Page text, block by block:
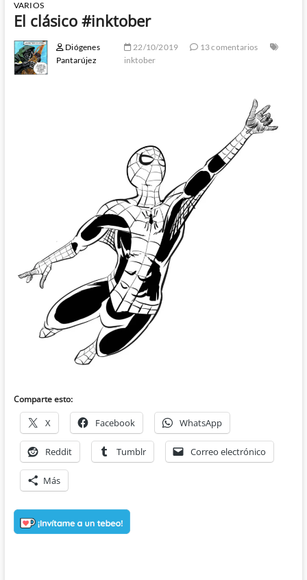
VARIOS
El clásico #inktober
Diógenes
Pantarújez
22/10/2019
13 comentarios
inktober
Comparte esto:
X Facebook WhatsApp
Reddit Tumblr Correo electrónico
Más